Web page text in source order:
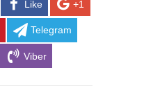
Like +1
Telegram
Viber